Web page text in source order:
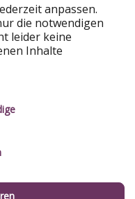
Kontrolle
anpassen.
die notwendigen
leider keine
Inhalte